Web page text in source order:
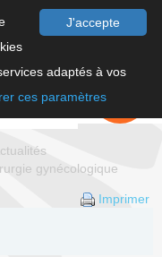
J'accepte
adaptés à vos
ces paramètres
FAIRE UN
DON
gynécologique
Imprimer